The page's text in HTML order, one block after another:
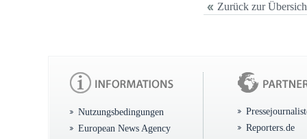
Zurück zur
Nutzungsbedingungen
European News Agency
Reporters.de